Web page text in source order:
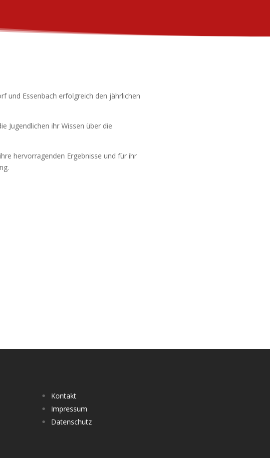
und Essenbach erfolgreich den jährlichen
Jugendlichen ihr Wissen über die
hervorragenden Ergebnisse und für ihr
Kontakt
Impressum
Datenschutz